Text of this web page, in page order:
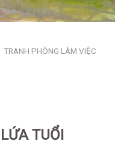
TRANH PHÒNG LÀM VIỆC
TUỔI